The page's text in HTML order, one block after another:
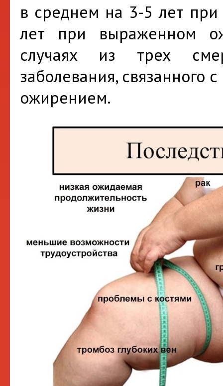
в среднем на 3-5 лет
лет при выраженном
случаях из трех
заболевания,
ожирением.